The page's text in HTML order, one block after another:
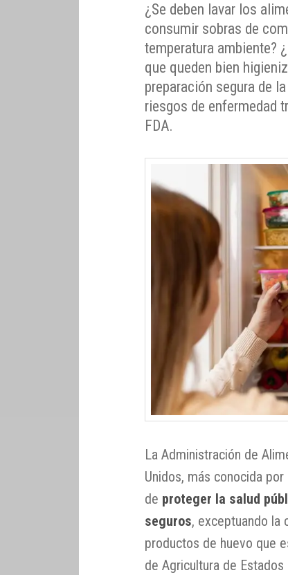
¿Se deben lavar los
consumir sobras de
temperatura ambiente?
que queden bien
preparación segura de
riesgos de enfermedad
FDA.
La Administración de
Unidos, más conocida
de proteger la salud
seguros, exceptuando la
productos de huevo que
de Agricultura de